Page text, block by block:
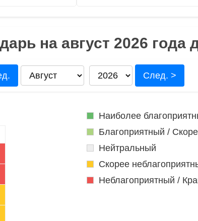
на август 2026 года
След. >
Наиболее
Благоприятный /
Нейтральный
Скорее
Неблагоприятный /